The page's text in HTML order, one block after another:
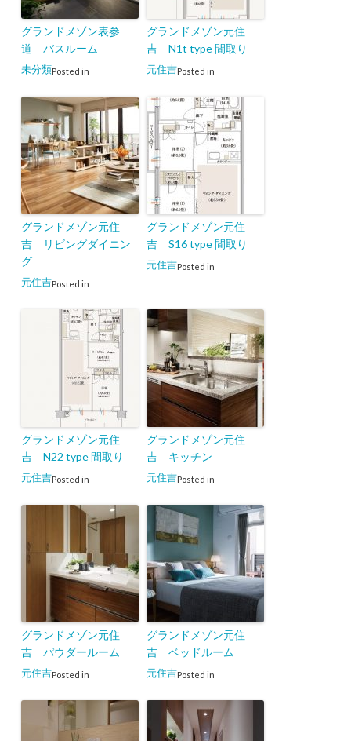
グランドメゾン表参
道 バスルーム
Posted in
未分類
グランドメゾン元住
吉 N1t type 間取り
Posted in
元住吉
グランドメゾン元住
吉 リビングダイニン
グ
Posted in
元住吉
グランドメゾン元住
吉 S16 type 間取り
Posted in
元住吉
グランドメゾン元住
吉 N22 type 間取り
Posted in
元住吉
グランドメゾン元住
吉 キッチン
Posted in
元住吉
グランドメゾン元住
吉 パウダールーム
Posted in
元住吉
グランドメゾン元住
吉 ベッドルーム
Posted in
元住吉